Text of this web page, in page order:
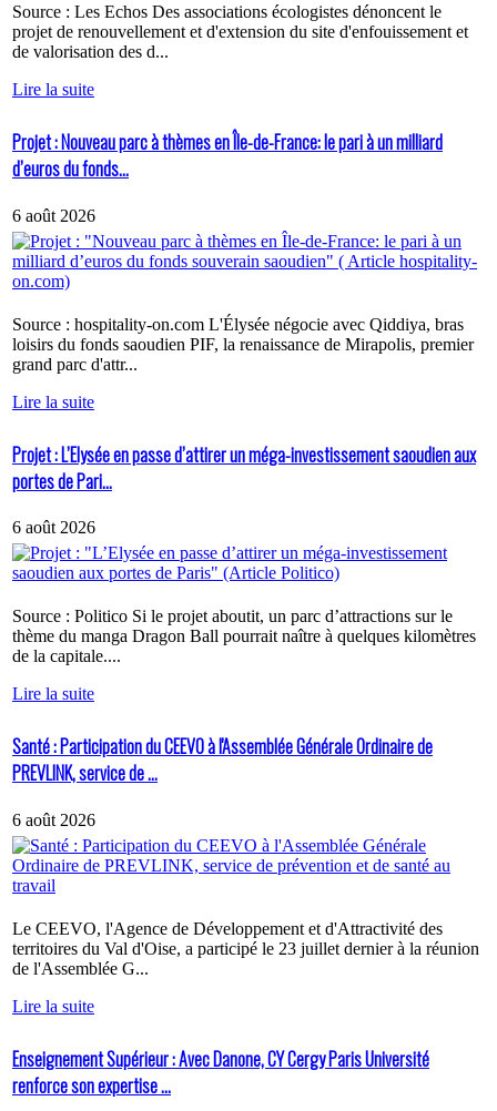
Source : Les Echos Des associations écologistes dénoncent le
projet de renouvellement et d'extension du site d'enfouissement et
de valorisation des d...
Lire la suite
Projet : Nouveau parc à thèmes en Île-de-France: le pari à un milliard
d’euros du fonds...
6 août 2026
Source : hospitality-on.com L'Élysée négocie avec Qiddiya, bras
loisirs du fonds saoudien PIF, la renaissance de Mirapolis, premier
grand parc d'attr...
Lire la suite
Projet : L’Elysée en passe d’attirer un méga-investissement saoudien aux
portes de Pari...
6 août 2026
Source : Politico Si le projet aboutit, un parc d’attractions sur le
thème du manga Dragon Ball pourrait naître à quelques kilomètres
de la capitale....
Lire la suite
Santé : Participation du CEEVO à l'Assemblée Générale Ordinaire de
PREVLINK, service de ...
6 août 2026
Le CEEVO, l'Agence de Développement et d'Attractivité des
territoires du Val d'Oise, a participé le 23 juillet dernier à la réunion
de l'Assemblée G...
Lire la suite
Enseignement Supérieur : Avec Danone, CY Cergy Paris Université
renforce son expertise ...